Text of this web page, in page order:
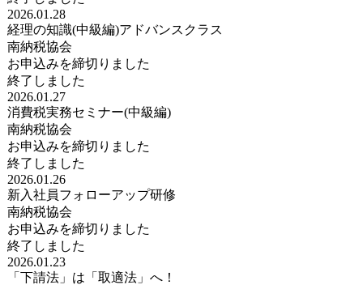
2026.01.28
経理の知識(中級編)アドバンスクラス
南納税協会
お申込みを締切りました
終了しました
2026.01.27
消費税実務セミナー(中級編)
南納税協会
お申込みを締切りました
終了しました
2026.01.26
新入社員フォローアップ研修
南納税協会
お申込みを締切りました
終了しました
2026.01.23
「下請法」は「取適法」へ！